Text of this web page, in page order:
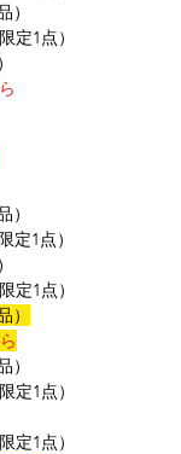
限定1点）
限定1点）
限定1点）
限定1点）
限定1点）